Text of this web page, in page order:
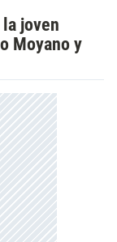
joven
Moyano y